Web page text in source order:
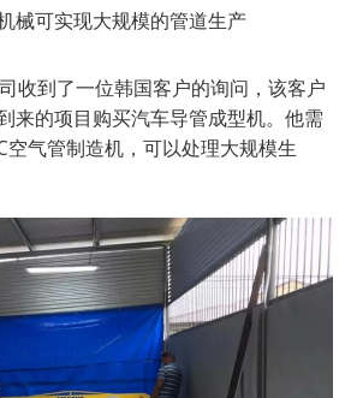
械可实现大规模的管道生产
收到了一位韩国客户的询问，该客户
来的项目购买汽车导管成型机。他需
空气管制造机，可以处理大规模生